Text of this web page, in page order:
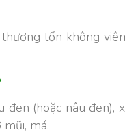
tổn không
(hoặc nâu
má.